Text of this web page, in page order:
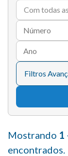
Com todas as
Número
Ano
Filtros
Mostrando 1
encontrados.